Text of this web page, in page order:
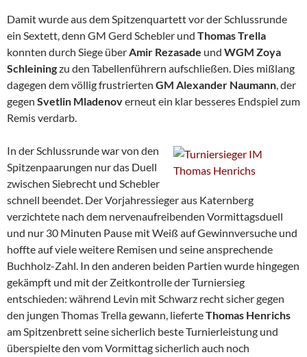
Damit wurde aus dem Spitzenquartett vor der Schlussrunde
ein Sextett, denn GM Gerd Schebler und Thomas Trella
konnten durch Siege überAmir Rezasade und WGM Zoya
Schleiningzu den Tabellenführern aufschließen. Dies mißlang
dagegen dem völlig frustrierten GM Alexander Naumann, der
gegen Svetlin Mladenoverneut ein klar besseres Endspiel zum
Remis verdarb.
In der Schlussrunde war von den
Spitzenpaarungen nur das Duell
zwischen Siebrecht und Schebler
schnell beendet. Der Vorjahressieger aus Katernberg
verzichtete nach dem nervenaufreibenden Vormittagsduell
und nur 30 Minuten Pause mit Weiß auf Gewinnversuche und
hoffte auf viele weitere Remisen und seine ansprechende
Buchholz-Zahl. In den anderen beiden Partien wurde hingegen
gekämpft und mit der Zeitkontrolle der Turniersieg
entschieden: während Levin mit Schwarz recht sicher gegen
den jungen Thomas Trella gewann, lieferteThomas Henrichs
am Spitzenbrett seine sicherlich beste Turnierleistung und
überspielte den vom Vormittag sicherlich auch noch